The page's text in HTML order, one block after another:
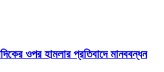
ওপর হামলার প্রতিবাদে মানববন্ধন